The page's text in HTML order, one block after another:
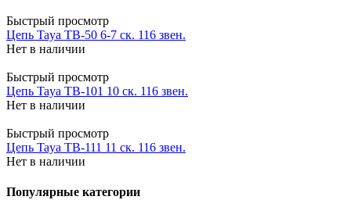
Быстрый просмотр
Цепь Taya TB-50 6-7 ск. 116 звен.
Нет в наличии
Быстрый просмотр
Цепь Taya TB-101 10 ск. 116 звен.
Нет в наличии
Быстрый просмотр
Цепь Taya TB-111 11 ск. 116 звен.
Нет в наличии
Популярные категории